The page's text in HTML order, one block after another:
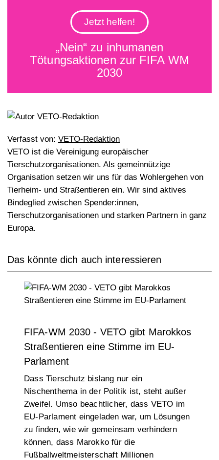
Jetzt helfen!
„Nein“ zu inhumanen
Tötungsaktionen zur FIFA WM
2030
Verfasst von: VETO-Redaktion
VETO ist die Vereinigung europäischer
Tierschutzorganisationen. Als gemeinnützige
Organisation setzen wir uns für das Wohlergehen von
Tierheim- und Straßentieren ein. Wir sind aktives
Bindeglied zwischen Spender:innen,
Tierschutzorganisationen und starken Partnern in ganz
Europa.
Das könnte dich auch interessieren
FIFA-WM 2030 - VETO gibt Marokkos
Straßentieren eine Stimme im EU-
Parlament
Dass Tierschutz bislang nur ein
Nischenthema in der Politik ist, steht außer
Zweifel. Umso beachtlicher, dass VETO im
EU-Parlament eingeladen war, um Lösungen
zu finden, wie wir gemeinsam verhindern
können, dass Marokko für die
Fußballweltmeisterschaft Millionen